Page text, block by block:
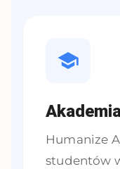
Humanize
studentów